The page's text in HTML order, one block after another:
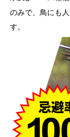
のみで、鳥にも
す。